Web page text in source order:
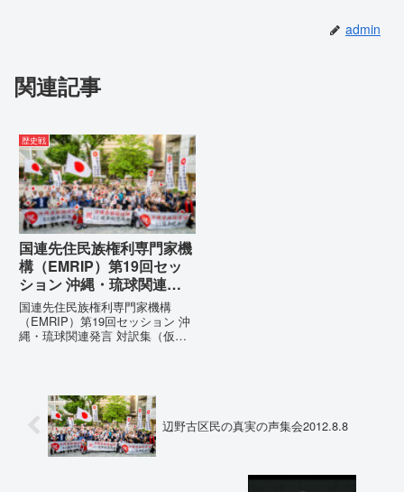
admin
関連記事
歴史戦
国連先住民族権利専門家機
構（EMRIP）第19回セッ
ション 沖縄・琉球関連発
言 対訳集（仮訳）
国連先住民族権利専門家機構
（EMRIP）第19回セッション 沖
縄・琉球関連発言 対訳集（仮
定、PFAS（有機フッ素化合物）
問題、米軍基地、伝統文化（...
辺野古区民の真実の声集会2012.8.8